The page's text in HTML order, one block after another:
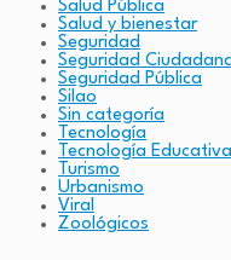
Salud Pública
Salud y bienestar
Seguridad
Seguridad
Seguridad Pública
Silao
Sin categoría
Tecnología
Tecnología Educativa
Turismo
Urbanismo
Viral
Zoológicos